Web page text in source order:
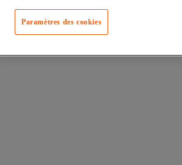
Paramètres des cookies